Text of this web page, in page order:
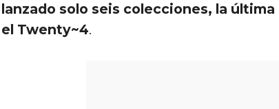
lanzado solo seis colecciones, la última
el Twenty~4.